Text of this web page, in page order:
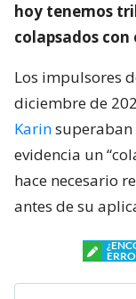
hoy tenemos
colapsados con
Los impulsores
diciembre de
Karinsuperaban
evidencia un
hace necesario
antes de su